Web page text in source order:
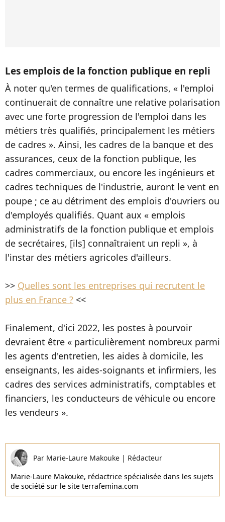
Les emplois de la fonction publique en repli
À noter qu'en termes de qualifications, « l'emploi
continuerait de connaître une relative polarisation
avec une forte progression de l'emploi dans les
métiers très qualifiés, principalement les métiers
de cadres ». Ainsi, les cadres de la banque et des
assurances, ceux de la fonction publique, les
cadres commerciaux, ou encore les ingénieurs et
cadres techniques de l'industrie, auront le vent en
poupe ; ce au détriment des emplois d'ouvriers ou
d'employés qualifiés. Quant aux « emplois
administratifs de la fonction publique et emplois
de secrétaires, [ils] connaîtraient un repli », à
l'instar des métiers agricoles d'ailleurs.
>> Quelles sont les entreprises qui recrutent le
plus en France ? <<
Finalement, d'ici 2022, les postes à pourvoir
devraient être « particulièrement nombreux parmi
les agents d'entretien, les aides à domicile, les
enseignants, les aides-soignants et infirmiers, les
cadres des services administratifs, comptables et
financiers, les conducteurs de véhicule ou encore
les vendeurs ».
Par Marie-Laure Makouke | Rédacteur
Marie-Laure Makouke, rédactrice spécialisée dans les sujets
de société sur le site terrafemina.com